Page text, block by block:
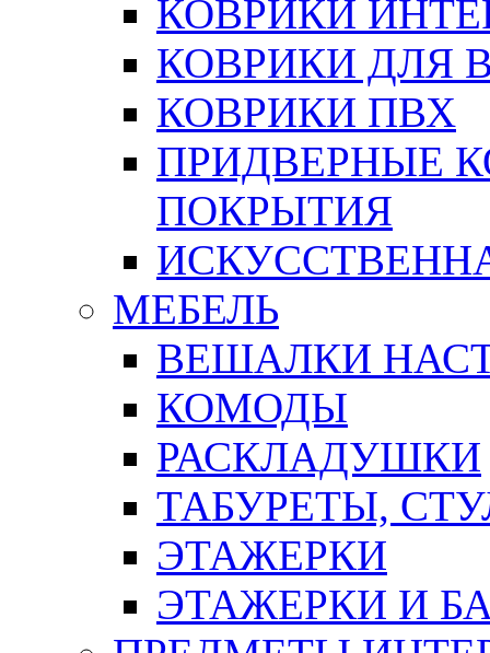
КОВРИКИ
КОВРИКИ ДЛЯ
КОВРИКИ ПВХ
ПРИДВЕРНЫЕ
ПОКРЫТИЯ
МЕБЕЛЬ
ВЕШАЛКИ
КОМОДЫ
РАСКЛАДУШКИ
ТАБУРЕТЫ,
ЭТАЖЕРКИ
ЭТАЖЕРКИ И